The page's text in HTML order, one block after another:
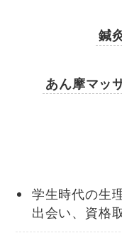
鍼
あん摩マッ
学生時代の生
出会い、資格